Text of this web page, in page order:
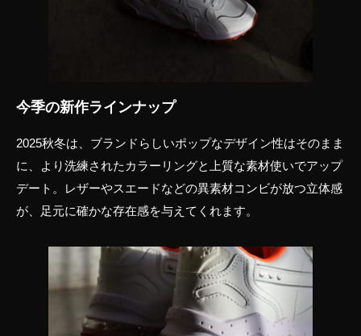
今季の新作ラインナップ
2025秋冬は、ブランドらしいポップなデザイン性はそのまま
に、より洗練されたカラーリングと上質な素材使いでアップ
デート。レザーやスエードなどの異素材コンビが放つ立体感
が、足元に確かな存在感を与えてくれます。